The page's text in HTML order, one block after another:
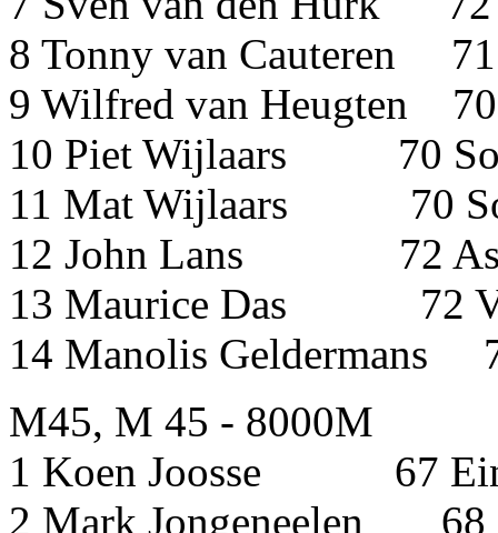
8 Tonny van Cauteren
9 Wilfred van Heugten
10 Piet Wijlaars
11 Mat Wijlaars
12 John Lans
13 Maurice Das
14 Manolis
M45, M 45 - 8000M
1 Koen Joosse 67
2 Mark Jongeneelen